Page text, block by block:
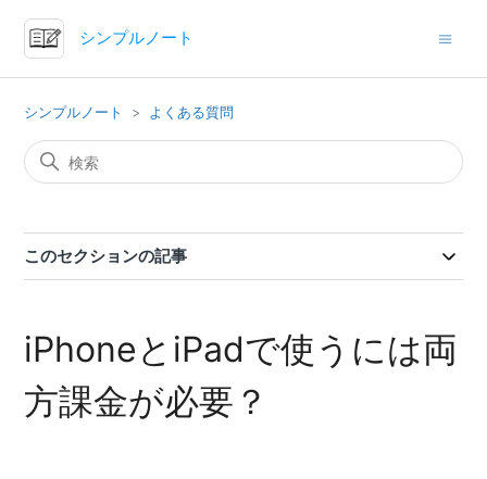
シンプルノート
シンプルノート よくある質問
このセクションの記事
iPhoneとiPadで使うには両
方課金が必要？